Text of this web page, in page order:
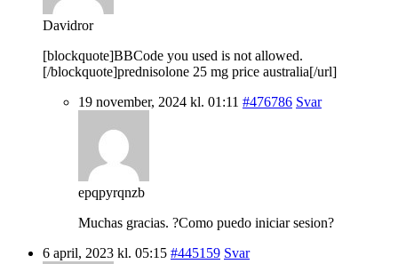
Davidror
[blockquote]BBCode you used is not allowed.
[/blockquote]prednisolone 25 mg price australia[/url]
19 november, 2024 kl. 01:11 #476786 Svar
epqpyrqnzb
Muchas gracias. ?Como puedo iniciar sesion?
6 april, 2023 kl. 05:15 #445159 Svar